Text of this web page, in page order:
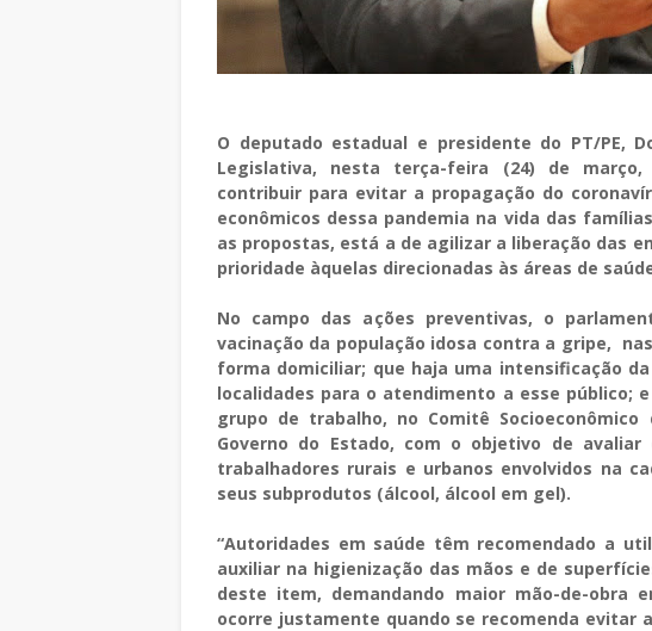
O deputado estadual e presidente do PT/PE,
Legislativa, nesta terça-feira (24) de
contribuir para evitar a propagação do
econômicos dessa pandemia na vida das
as propostas, está a de agilizar a liberação das
prioridade àquelas direcionadas às áreas de
No campo das ações preventivas, o
vacinação da população idosa contra a gripe,
forma domiciliar; que haja uma intensificação
localidades para o atendimento a esse público;
grupo de trabalho, no Comitê
Governo do Estado, com o objetivo de
trabalhadores rurais e urbanos envolvidos na
seus subprodutos (álcool, álcool em gel).
“Autoridades em saúde têm recomendado a
auxiliar na higienização das mãos e de
deste item, demandando maior mão-de-obra
ocorre justamente quando se recomenda evitar